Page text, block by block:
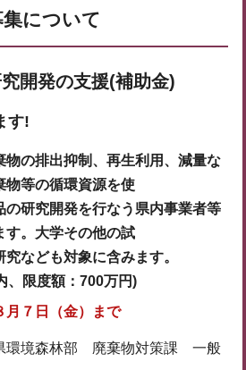
について
開発の支援(補助金)
す!
物の排出抑制、再生利用、減量な
物等の循環資源を使
の研究開発を行なう県内事業者等
す。大学その他の試
なども対象に含みます。
、限度額：700万円)
月７日（金）まで
環境森林部 廃棄物対策課 一般